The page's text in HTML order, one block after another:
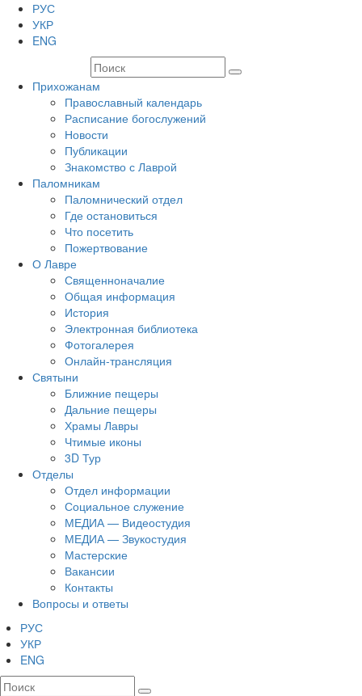
РУС
УКР
ENG
Прихожанам
Православный календарь
Расписание богослужений
Новости
Публикации
Знакомство с Лаврой
Паломникам
Паломнический отдел
Где остановиться
Что посетить
Пожертвование
О Лавре
Священноначалие
Общая информация
История
Электронная библиотека
Фотогалерея
Онлайн-трансляция
Святыни
Ближние пещеры
Дальние пещеры
Храмы Лавры
Чтимые иконы
3D Тур
Отделы
Отдел информации
Социальное служение
МЕДИА — Видеостудия
МЕДИА — Звукостудия
Мастерские
Вакансии
Контакты
Вопросы и ответы
РУС
УКР
ENG